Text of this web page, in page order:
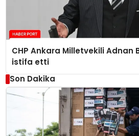
CHP Ankara Milletvekili Adnan
istifa etti
Son Dakika